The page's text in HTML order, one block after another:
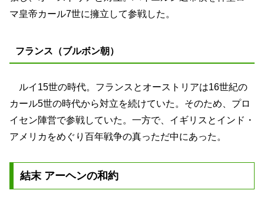
マ皇帝カール7世に擁立して参戦した。
フランス（ブルボン朝）
ルイ15世の時代。フランスとオーストリアは16世紀の
カール5世の時代から対立を続けていた。そのため、プロ
イセン陣営で参戦していた。一方で、イギリスとインド・
アメリカをめぐり百年戦争の真っただ中にあった。
結末 アーヘンの和約